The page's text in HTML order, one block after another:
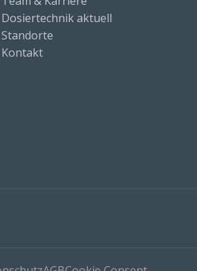
Dosiertechnik aktuell
Standorte
Kontakt